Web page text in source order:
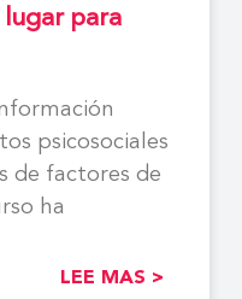
lugar para
psicosociales
de factores de
ha
LEE MAS >